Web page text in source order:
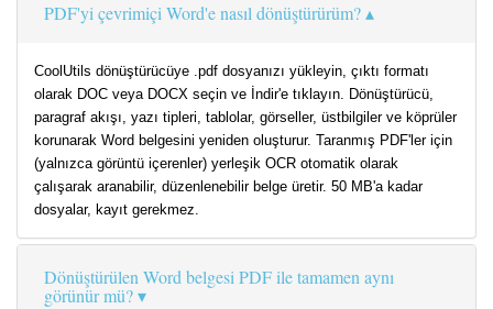
PDF'yi çevrimiçi Word'e nasıl dönüştürürüm?
CoolUtils dönüştürücüye .pdf dosyanızı yükleyin, çıktı formatı
olarak DOC veya DOCX seçin ve İndir'e tıklayın. Dönüştürücü,
paragraf akışı, yazı tipleri, tablolar, görseller, üstbilgiler ve köprüler
korunarak Word belgesini yeniden oluşturur. Taranmış PDF'ler için
(yalnızca görüntü içerenler) yerleşik OCR otomatik olarak
çalışarak aranabilir, düzenlenebilir belge üretir. 50 MB'a kadar
dosyalar, kayıt gerekmez.
Dönüştürülen Word belgesi PDF ile tamamen aynı
görünür mü?